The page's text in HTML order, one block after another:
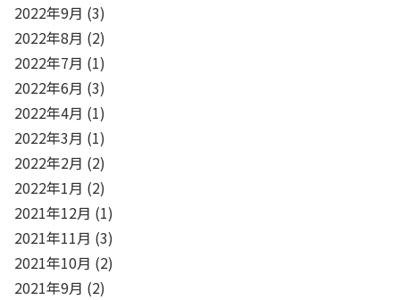
2022年9月 (3)
2022年8月 (2)
2022年7月 (1)
2022年6月 (3)
2022年4月 (1)
2022年3月 (1)
2022年2月 (2)
2022年1月 (2)
2021年12月 (1)
2021年11月 (3)
2021年10月 (2)
2021年9月 (2)